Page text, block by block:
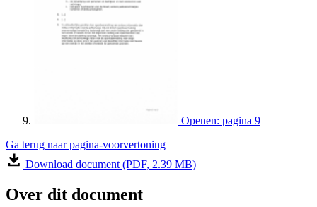
Openen: pagina 9
Ga terug naar pagina-voorvertoning
Download document (PDF, 2.39 MB)
Over dit document